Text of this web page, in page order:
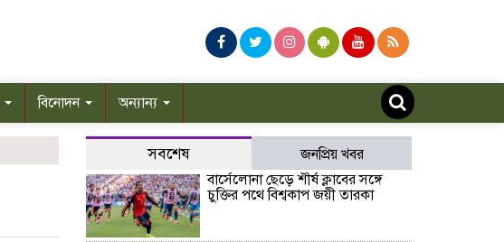
বিনোদন অন্যান্য
সবশেষ
জনপ্রিয় খবর
বার্সেলোনা ছেড়ে শীর্ষ ক্লাবের সঙ্গে
চুক্তির পথে বিশ্বকাপ জয়ী তারকা